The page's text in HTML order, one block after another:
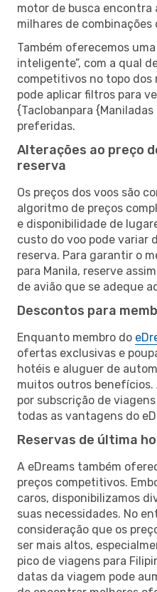
motor de busca
milhares de combinações
Também oferecemos
inteligente”, com a qual
competitivos no topo dos
pode aplicar filtros para
{Taclobanpara
preferidas.
Alterações ao preço
reserva
Os preços dos voos são
algoritmo de preços
e disponibilidade de
custo do voo pode variar
reserva. Para garantir o
para Manila, reserve
de avião que se adeque
Descontos para
Enquanto membro do
ofertas exclusivas e
hotéis e aluguer de
muitos outros benefícios.
por subscrição de
todas as vantagens do
Reservas de última
A eDreams também
preços competitivos.
caros, disponibilizamos
suas necessidades. No
consideração que os
ser mais altos,
pico de viagens para
datas da viagem pode